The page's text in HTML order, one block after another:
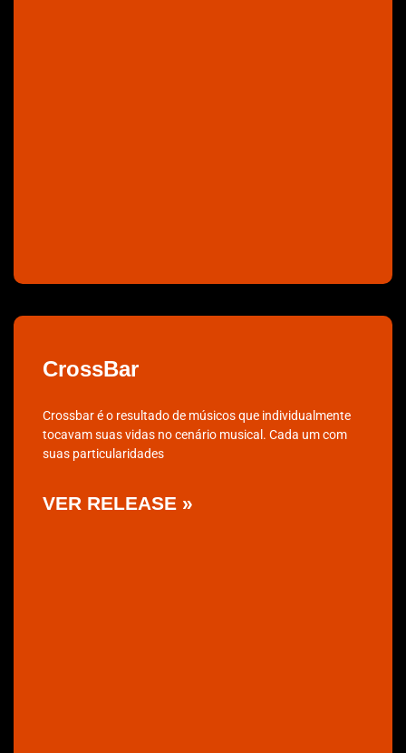
CrossBar
Crossbar é o resultado de músicos que individualmente
tocavam suas vidas no cenário musical. Cada um com
suas particularidades
VER RELEASE »